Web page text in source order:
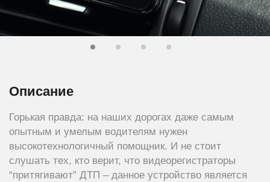
Описание
Горькая правда: на наших дорогах даже самым
опытным и умелым водителям нужен
высокотехнологичный помощник. И не стоит
слушать тех, кто верит, что видеорегистраторы
“притягивают” ДТП – данное устройство является